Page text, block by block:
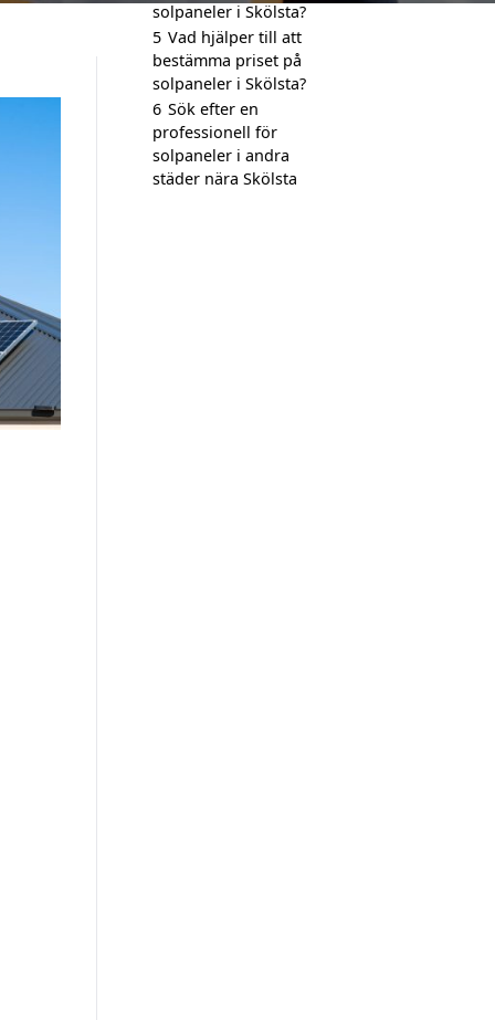
solpaneler i Skölsta?
5 Vad hjälper till att
bestämma priset på
solpaneler i Skölsta?
6 Sök efter en
professionell för
solpaneler i andra
städer nära Skölsta